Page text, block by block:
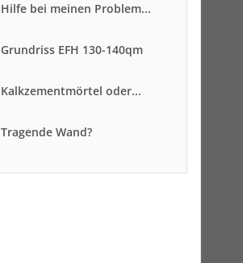
Hilfe bei meinen Problem...
Grundriss EFH 130-140qm
Kalkzementmörtel oder...
Tragende Wand?